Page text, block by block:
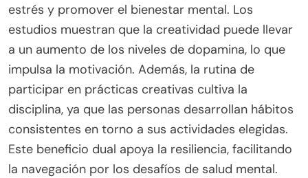
estrés y promover el bienestar mental. Los
estudios muestran que la creatividad puede llevar
a un aumento de los niveles de dopamina, lo que
impulsa la motivación. Además, la rutina de
participar en prácticas creativas cultiva la
disciplina, ya que las personas desarrollan hábitos
consistentes en torno a sus actividades elegidas.
Este beneficio dual apoya la resiliencia, facilitando
la navegación por los desafíos de salud mental.